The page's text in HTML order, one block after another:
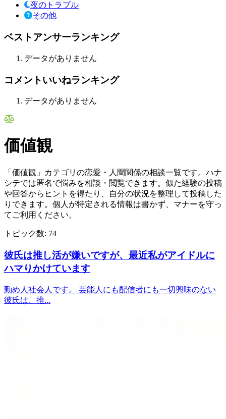
夜のトラブル
その他
ベストアンサーランキング
データがありません
コメントいいねランキング
データがありません
価値観
「価値観」カテゴリの恋愛・人間関係の相談一覧です。ハナ
シテでは匿名で悩みを相談・閲覧できます。似た経験の投稿
や回答からヒントを得たり、自分の状況を整理して投稿した
りできます。個人が特定される情報は書かず、マナーを守っ
てご利用ください。
トピック数: 74
彼氏は推し活が嫌いですが、最近私がアイドルに
ハマりかけています
勤め人社会人です。 芸能人にも配信者にも一切興味のない
彼氏は、推...